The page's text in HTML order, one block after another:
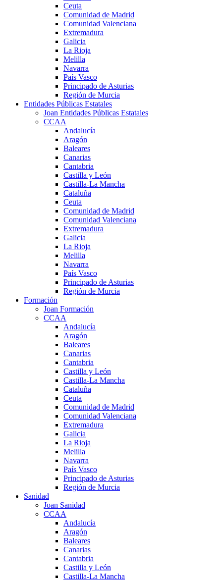
Ceuta
Comunidad de Madrid
Comunidad Valenciana
Extremadura
Galicia
La Rioja
Melilla
Navarra
País Vasco
Principado de Asturias
Región de Murcia
Entidades Públicas Estatales
Joan Entidades Públicas Estatales
CCAA
Andalucía
Aragón
Baleares
Canarias
Cantabria
Castilla y León
Castilla-La Mancha
Cataluña
Ceuta
Comunidad de Madrid
Comunidad Valenciana
Extremadura
Galicia
La Rioja
Melilla
Navarra
País Vasco
Principado de Asturias
Región de Murcia
Formación
Joan Formación
CCAA
Andalucía
Aragón
Baleares
Canarias
Cantabria
Castilla y León
Castilla-La Mancha
Cataluña
Ceuta
Comunidad de Madrid
Comunidad Valenciana
Extremadura
Galicia
La Rioja
Melilla
Navarra
País Vasco
Principado de Asturias
Región de Murcia
Sanidad
Joan Sanidad
CCAA
Andalucía
Aragón
Baleares
Canarias
Cantabria
Castilla y León
Castilla-La Mancha